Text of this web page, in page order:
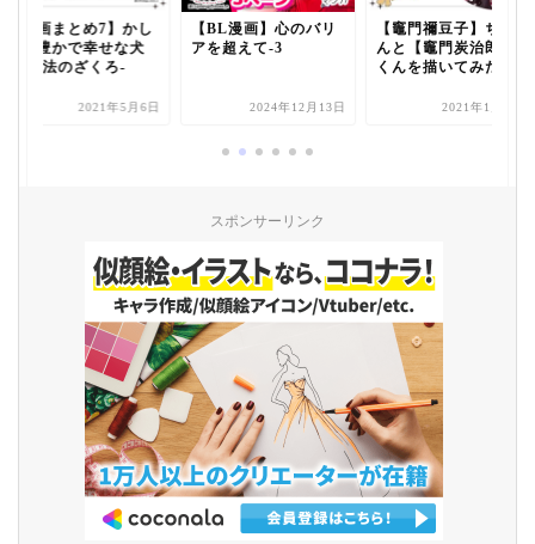
【漫画まとめ7】かし
こく豊かで幸せな犬
生-魔法のざくろ-
2021年5月6日
【BL漫画】心のバリ
アを超えて-3
2024年12月13日
【竈門禰豆子】ちゃ
んと【竈門炭治郎】
くんを描いてみた!
2021年1月14日
スポンサーリンク